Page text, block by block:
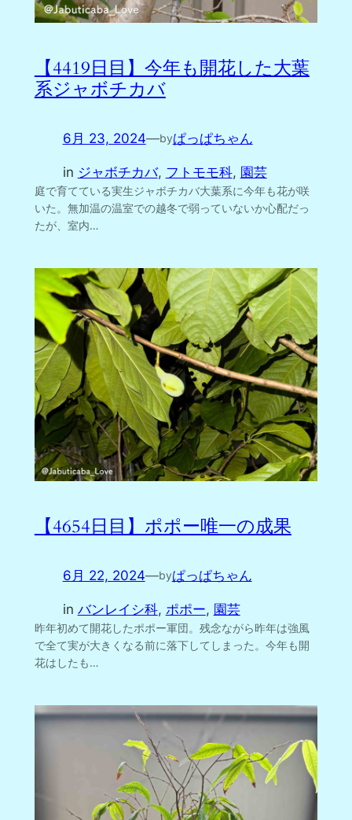
【4419日目】今年も開花した大葉
系ジャボチカバ
6月 23, 2024—byぱっぱちゃん
in ジャボチカバ, フトモモ科, 園芸
庭で育てている実生ジャボチカバ大葉系に今年も花が咲
いた。無加温の温室での越冬で弱っていないか心配だっ
たが、室内…
【4654日目】ポポー唯一の成果
6月 22, 2024—byぱっぱちゃん
in バンレイシ科, ポポー, 園芸
昨年初めて開花したポポー軍団。残念ながら昨年は強風
で全て実が大きくなる前に落下してしまった。今年も開
花はしたも…